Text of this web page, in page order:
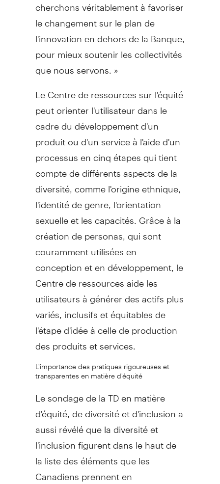
le changement sur le plan de
l'innovation en dehors de la Banque,
pour mieux soutenir les collectivités
que nous servons. »
Le Centre de ressources sur l'équité
peut orienter l'utilisateur dans le
cadre du développement d'un
produit ou d'un service à l'aide d'un
processus en cinq étapes qui tient
compte de différents aspects de la
diversité, comme l'origine ethnique,
l'identité de genre, l'orientation
sexuelle et les capacités. Grâce à la
création de personas, qui sont
couramment utilisées en
conception et en développement, le
Centre de ressources aide les
utilisateurs à générer des actifs plus
variés, inclusifs et équitables de
l'étape d'idée à celle de production
des produits et services.
L'importance des pratiques rigoureuses et
transparentes en matière d'équité
Le sondage de la TD en matière
d'équité, de diversité et d'inclusion a
aussi révélé que la diversité et
l'inclusion figurent dans le haut de
la liste des éléments que les
Canadiens prennent en